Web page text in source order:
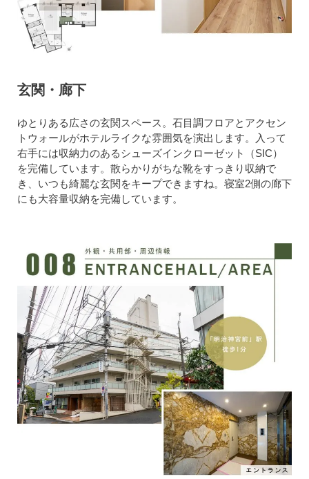
玄関・廊下
ゆとりある広さの玄関スペース。石目調フロアとアクセン
トウォールがホテルライクな雰囲気を演出します。入って
右手には収納力のあるシューズインクローゼット（SIC）
を完備しています。散らかりがちな靴をすっきり収納で
き、いつも綺麗な玄関をキープできますね。寝室2側の廊下
にも大容量収納を完備しています。